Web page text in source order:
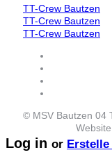
TT-Crew Bautzen
TT-Crew Bautzen
TT-Crew Bautzen
© MSV Bautzen 04
Log in or